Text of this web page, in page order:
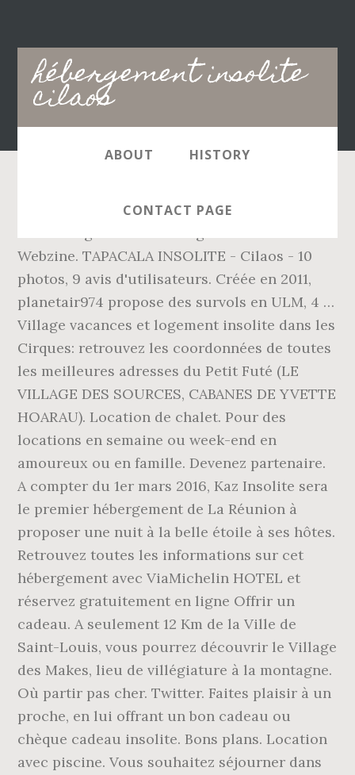
hébergement insolite
cilaos
Main
navigation
ABOUT HISTORY
CONTACT PAGE
Facebook. 2. Découvrez notre univers et celui
Webzine. TAPACALA INSOLITE - Cilaos - 10
photos, 9 avis d'utilisateurs. Créée en 2011,
planetair974 propose des survols en ULM, 4 …
Village vacances et logement insolite dans les
Cirques: retrouvez les coordonnées de toutes
les meilleures adresses du Petit Futé (LE
VILLAGE DES SOURCES, CABANES DE YVETTE
HOARAU). Location de chalet. Pour des
locations en semaine ou week-end en
amoureux ou en famille. Devenez partenaire.
A compter du 1er mars 2016, Kaz Insolite sera
le premier hébergement de La Réunion à
proposer une nuit à la belle étoile à ses hôtes.
Retrouvez toutes les informations sur cet
hébergement avec ViaMichelin HOTEL et
réservez gratuitement en ligne Offrir un
cadeau. A seulement 12 Km de la Ville de
Saint-Louis, vous pourrez découvrir le Village
des Makes, lieu de villégiature à la montagne.
Où partir pas cher. Twitter. Faites plaisir à un
proche, en lui offrant un bon cadeau ou
chèque cadeau insolite. Bons plans. Location
avec piscine. Vous souhaitez séjourner dans